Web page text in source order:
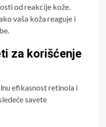
od reakcije kože.
vaša koža reaguje i
za korišćenje
efikasnost retinola i
savete